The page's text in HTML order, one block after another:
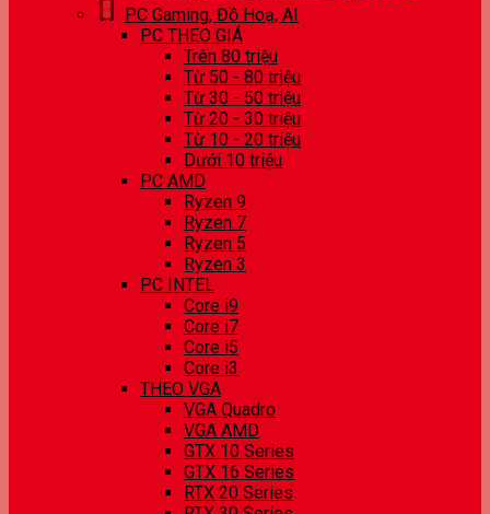
PC Gaming, Đồ Hoạ, AI
PC THEO GIÁ
Trên 80 triệu
Từ 50 - 80 triệu
Từ 30 - 50 triệu
Từ 20 - 30 triệu
Từ 10 - 20 triệu
Dưới 10 triệu
PC AMD
Ryzen 9
Ryzen 7
Ryzen 5
Ryzen 3
PC INTEL
Core i9
Core i7
Core i5
Core i3
THEO VGA
VGA Quadro
VGA AMD
GTX 10 Series
GTX 16 Series
RTX 20 Series